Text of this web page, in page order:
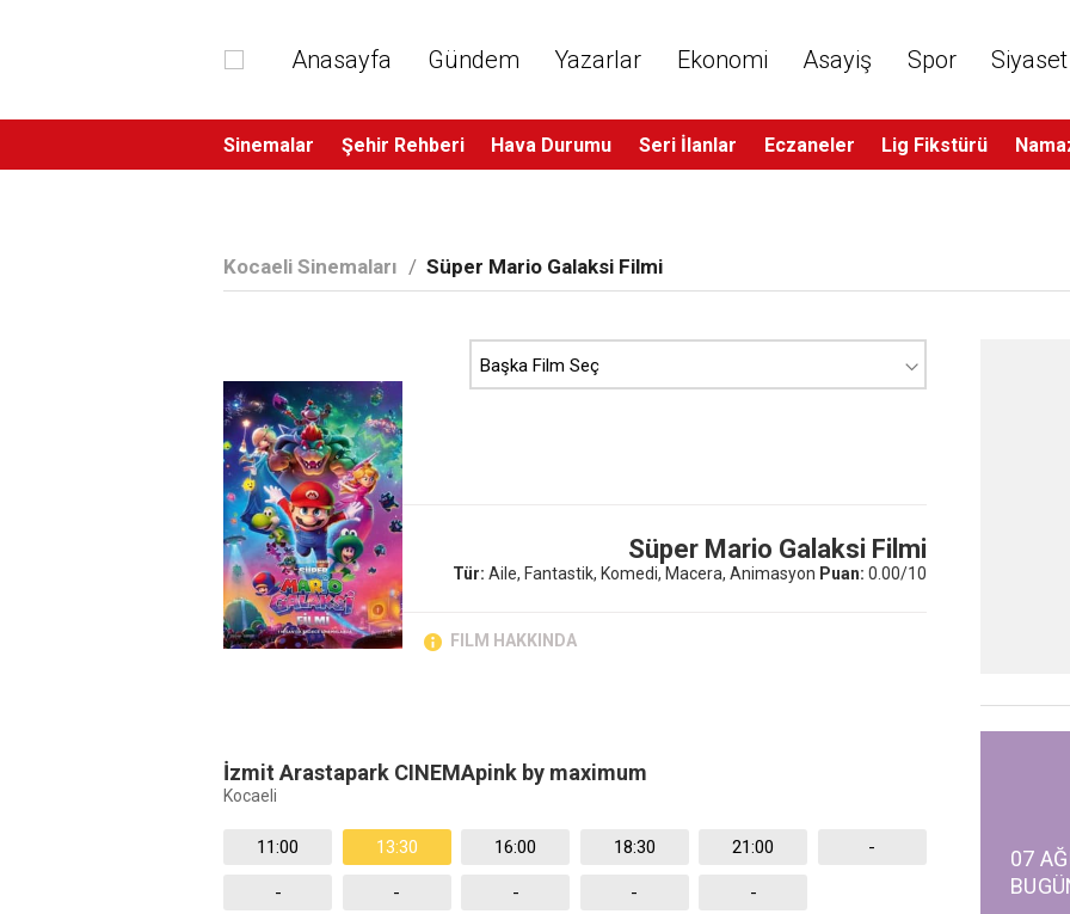
Anasayfa Gündem Yazarlar Ekonomi Asayiş Spor Siyaset
Sinemalar Şehir Rehberi Hava Durumu Seri İlanlar Eczaneler Lig Fikstürü
Kocaeli Sinemaları / Süper Mario Galaksi Filmi
Süper Mario Galaksi Filmi
Tür: Aile, Fantastik, Komedi, Macera, Animasyon Puan: 0.00/10
FILM HAKKINDA
İzmit Arastapark CINEMApink by maximum
Kocaeli
11:00 13:30 16:00 18:30 21:00 -
- - - - -
07